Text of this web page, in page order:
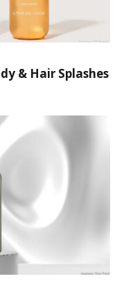
& Hair Splashes